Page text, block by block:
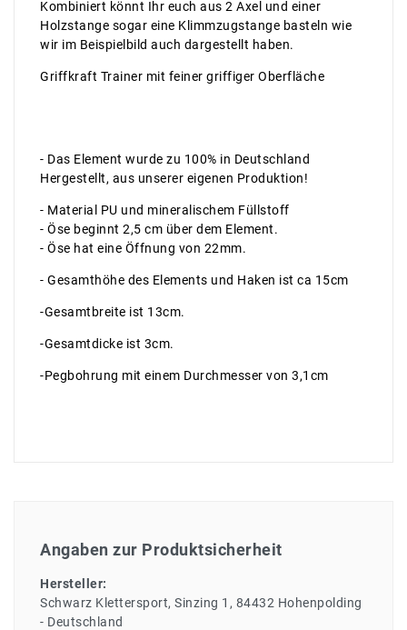
Kombiniert könnt Ihr euch aus 2 Axel und einer
Holzstange sogar eine Klimmzugstange basteln wie
wir im Beispielbild auch dargestellt haben.
Griffkraft Trainer mit feiner griffiger Oberfläche
- Das Element wurde zu 100% in Deutschland
Hergestellt, aus unserer eigenen Produktion!
- Material PU und mineralischem Füllstoff
- Öse beginnt 2,5 cm über dem Element.
- Öse hat eine Öffnung von 22mm.
- Gesamthöhe des Elements und Haken ist ca 15cm
-Gesamtbreite ist 13cm.
-Gesamtdicke ist 3cm.
-Pegbohrung mit einem Durchmesser von 3,1cm
Angaben zur Produktsicherheit
Hersteller:
Schwarz Klettersport Sinzing 1 84432 Hohenpolding
Deutschland